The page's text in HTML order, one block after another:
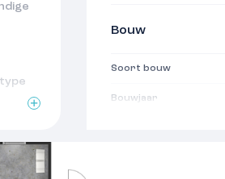
Bouw
Soort bouw
Bouwjaar